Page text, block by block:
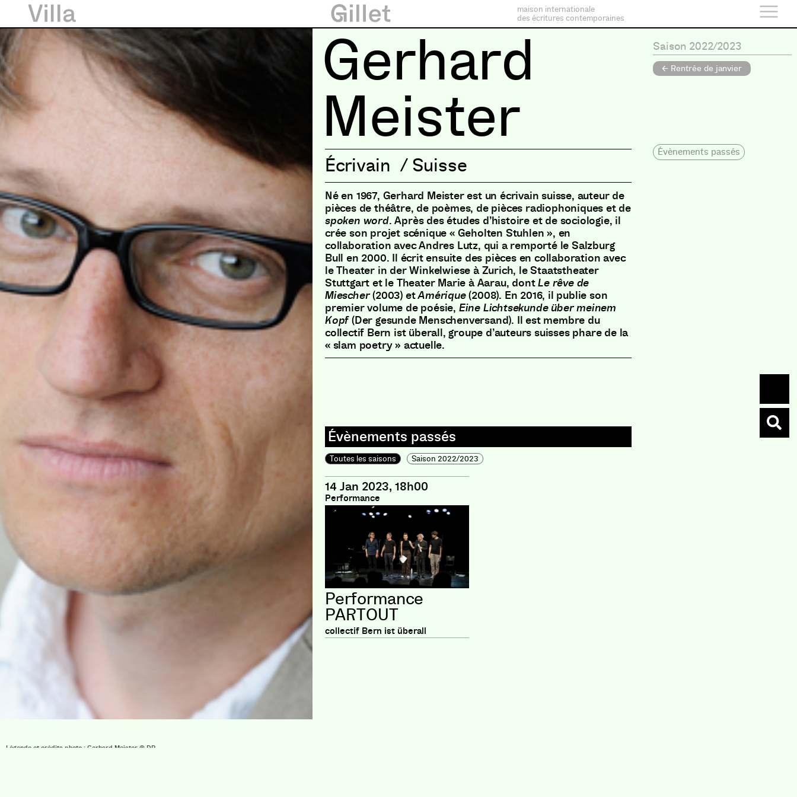
maison internationale
des écritures contemporaines
Légende et crédits photo : Gerhard Meister © DR
Gerhard
Meister
Écrivain / Suisse
Né en 1967, Gerhard Meister est un écrivain suisse, auteur de
pièces de théâtre, de poèmes, de pièces radiophoniques et de
spoken word. Après des études d’histoire et de sociologie, il
crée son projet scénique « Geholten Stuhlen », en
collaboration avec Andres Lutz, qui a remporté le Salzburg
Bull en 2000. Il écrit ensuite des pièces en collaboration avec
le Theater in der Winkelwiese à Zurich, le Staatstheater
Stuttgart et le Theater Marie à Aarau, dontLe rêve de
Miescher(2003) etAmérique(2008). En 2016, il publie son
premier volume de poésie, Eine Lichtsekunde über meinem
Kopf(Der gesunde Menschenversand). Il est membre du
collectif Bern ist überall, groupe d’auteurs suisses phare de la
« slam poetry » actuelle.
Toutes les saisons Saison 2022/2023
14 Jan 2023, 18h00
Performance
Performance
PARTOUT
collectif Bern ist überall
Saison 2022/2023
← Rentrée de janvier
Évènements passés